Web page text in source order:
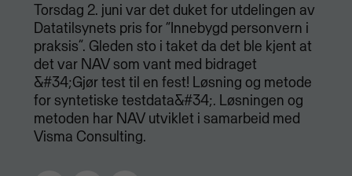
​Torsdag 2. juni var det duket for utdelingen av
Datatilsynets pris for “Innebygd personvern i
praksis”. Gleden sto i taket da det ble kjent at
det var NAV som vant med bidraget
&#34;Gjør test til en fest! Løsning og metode
for syntetiske testdata&#34;. Løsningen og
metoden har NAV utviklet i samarbeid med
Visma Consulting.